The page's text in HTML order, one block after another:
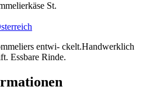
St.
entwi- ckelt.Handwerklich
Essbare Rinde.